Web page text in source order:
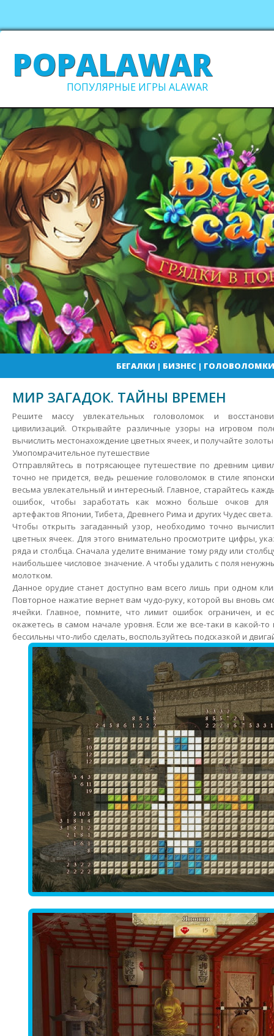
POPALAWAR
ПОПУЛЯРНЫЕ ИГРЫ ALAWAR
БЕГАЛКИ | БИЗНЕС| ГОЛОВОЛОМКИ
МИР ЗАГАДОК. ТАЙНЫ ВРЕМЕН
Решите массу увлекательных головоломок и
цивилизаций. Открывайте различные узоры на игровом
вычислить местонахождение цветных ячеек, и получайте
Умопомрачительное путешествие
Отправляйтесь в потрясающее путешествие по древним
точно не придется, ведь решение головоломок в стиле
весьма увлекательный и интересный. Главное, старайтесь
ошибок, чтобы заработать как можно больше очков для
артефактов Японии, Тибета, Древнего Рима и других Чудес света.
Чтобы открыть загаданный узор, необходимо точно
цветных ячеек. Для этого внимательно просмотрите цифры,
ряда и столбца. Сначала уделите внимание тому ряду или
наибольшее числовое значение. А чтобы удалить с поля
молотком.
Данное орудие станет доступно вам всего лишь при одном
Повторное нажатие вернет вам чудо-руку, которой вы вновь
ячейки. Главное, помните, что лимит ошибок ограничен, и
окажетесь в самом начале уровня. Если же все-таки в какой-
бессильны что-либо сделать, воспользуйтесь подсказкой и